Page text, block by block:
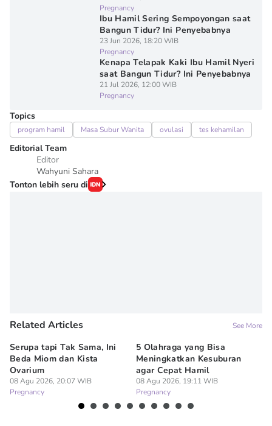
Pregnancy
Ibu Hamil Sering Sempoyongan saat
Bangun Tidur? Ini Penyebabnya
23 Jun 2026, 18:20 WIB
Pregnancy
Kenapa Telapak Kaki Ibu Hamil Nyeri
saat Bangun Tidur? Ini Penyebabnya
21 Jul 2026, 12:00 WIB
Pregnancy
Topics
program hamil Masa Subur Wanita ovulasi tes kehamilan
Editorial Team
Editor
Wahyuni Sahara
Tonton lebih seru di
Related Articles See More
Serupa tapi Tak Sama, Ini
Beda Miom dan Kista
Ovarium
08 Agu 2026, 20:07 WIB
Pregnancy
5 Olahraga yang Bisa
Meningkatkan Kesuburan
agar Cepat Hamil
08 Agu 2026, 19:11 WIB
Pregnancy